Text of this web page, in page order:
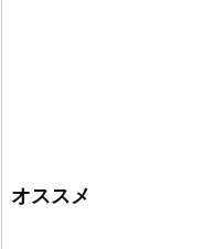
オススメ